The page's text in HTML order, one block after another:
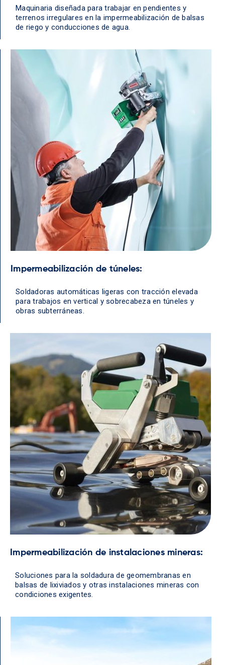
Maquinaria diseñada para trabajar en pendientes y
terrenos irregulares en la impermeabilización de balsas
de riego y conducciones de agua.
Impermeabilización de túneles:
Soldadoras automáticas ligeras con tracción elevada
para trabajos en vertical y sobrecabeza en túneles y
obras subterráneas.
Impermeabilización de instalaciones mineras:
Soluciones para la soldadura de geomembranas en
balsas de lixiviados y otras instalaciones mineras con
condiciones exigentes.